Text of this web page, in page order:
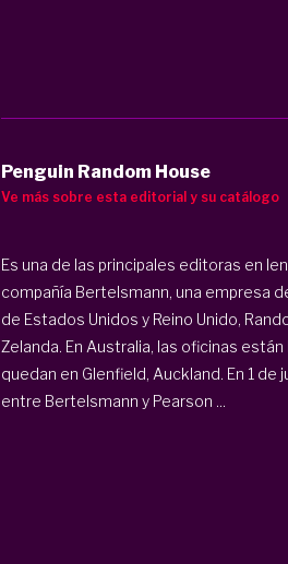
Penguin Random House
Ve más sobre esta editorial y su catálogo
Es una de las principales editoras en
compañía Bertelsmann, una empresa
de Estados Unidos y Reino Unido,
Zelanda. En Australia, las oficinas
quedan en Glenfield, Auckland. En 1
entre Bertelsmann y Pearson ...